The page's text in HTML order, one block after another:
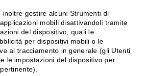
inoltre gestire alcuni Strumenti di
mobili disattivandoli tramite
del dispositivo, quali le
per dispositivi mobili o le
al tracciamento in generale (gli Utenti
le impostazioni del dispositivo per